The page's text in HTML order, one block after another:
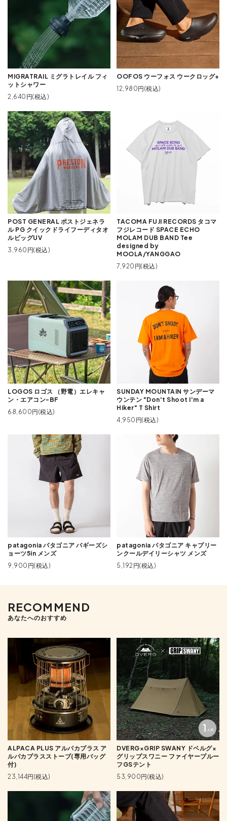
MIGRATRAIL ミグラトレイル フィ
ットシャワー
2,640円(税込)
OOFOS ウーフォス ウークロッグ+
12,980円(税込)
POST GENERAL ポストジェネラ
ル PG クイックドライフーディタオ
ルビッグUV
3,960円(税込)
TACOMA FUJI RECORDS タコマ
フジレコード SPACE ECHO
MOLAM DUB BAND Tee
designed by
MOOLA/YANGGAO
7,920円(税込)
LOGOS ロゴス （野電）エレキャ
ン・エアコン-BF
68,600円(税込)
SUNDAY MOUNTAIN サンデーマ
ウンテン "Don't Shoot I'm a
Hiker" T Shirt
4,950円(税込)
patagonia パタゴニア バギーズシ
ョーツ5in メンズ
9,900円(税込)
patagonia パタゴニア キャプリー
ンクールデイリーシャツ メンズ
5,192円(税込)
RECOMMEND
あなたへのおすすめ
ALPACA PLUS アルパカプラス ア
ルパカプラスストーブ(専用バッグ
付)
23,144円(税込)
DVERG×GRIP SWANY ドベルグ×
グリップスワニー ファイヤープルー
フGSテント
53,900円(税込)